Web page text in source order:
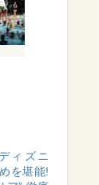
ィズニ
を堪能!